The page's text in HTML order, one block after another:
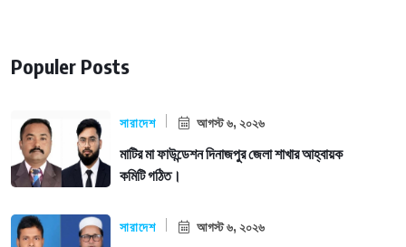
Populer Posts
সারাদেশ আগস্ট ৬, ২০২৬
মাটির মা ফাউন্ডেশন দিনাজপুর জেলা শাখার আহ্বায়ক
কমিটি গঠিত।
সারাদেশ আগস্ট ৬, ২০২৬